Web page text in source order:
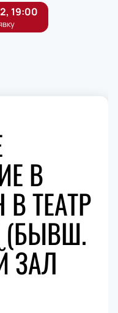
В
ТЕАТР
(БЫВШ.
ЗАЛ